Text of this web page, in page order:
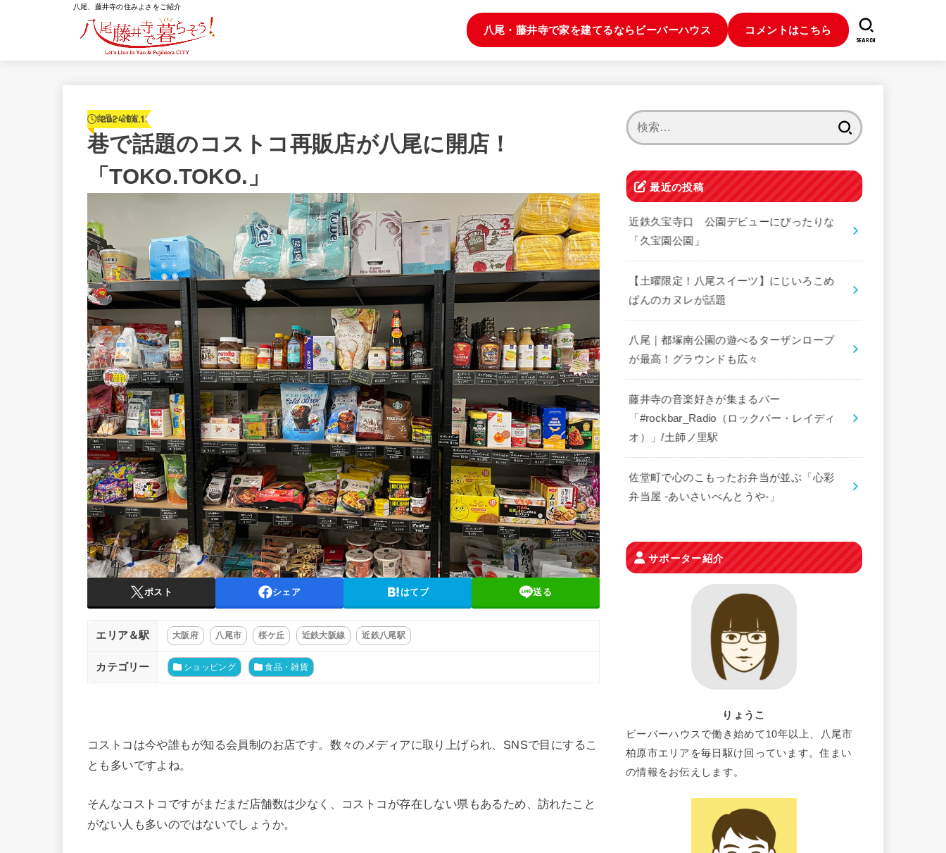
八尾、藤井寺の住みよさをご紹介
八尾・藤井寺で家を建てるならビーバーハウス コメントはこちら
SEARCH
食品・雑貨
2024.06.10
巷で話題のコストコ再販店が八尾に開店！
「TOKO.TOKO.」
ポスト シェア はてブ 送る
エリア＆駅 大阪府 八尾市 桜ケ丘 近鉄大阪線 近鉄八尾駅
カテゴリー ショッピング 食品・雑貨
コストコは今や誰もが知る会員制のお店です。数々のメディアに取り上げられ、SNSで目にするこ
とも多いですよね。
そんなコストコですがまだまだ店舗数は少なく、コストコが存在しない県もあるため、訪れたこと
がない人も多いのではないでしょうか。
最近の投稿
近鉄久宝寺口 公園デビューにぴったりな
「久宝園公園」
【土曜限定！八尾スイーツ】にじいろこめ
ぱんのカヌレが話題
八尾｜都塚南公園の遊べるターザンロープ
が最高！グラウンドも広々
藤井寺の音楽好きが集まるバー
「#rockbar_Radio（ロックバー・レイディ
オ）」/土師ノ里駅
佐堂町で心のこもったお弁当が並ぶ「心彩
弁当屋 -あいさいべんとうや-」
サポーター紹介
りょうこ
ビーバーハウスで働き始めて10年以上、八尾市
柏原市エリアを毎日駆け回っています。住まい
の情報をお伝えします。